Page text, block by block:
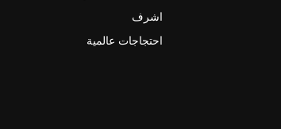
اشرف
احتجاجات عالمية